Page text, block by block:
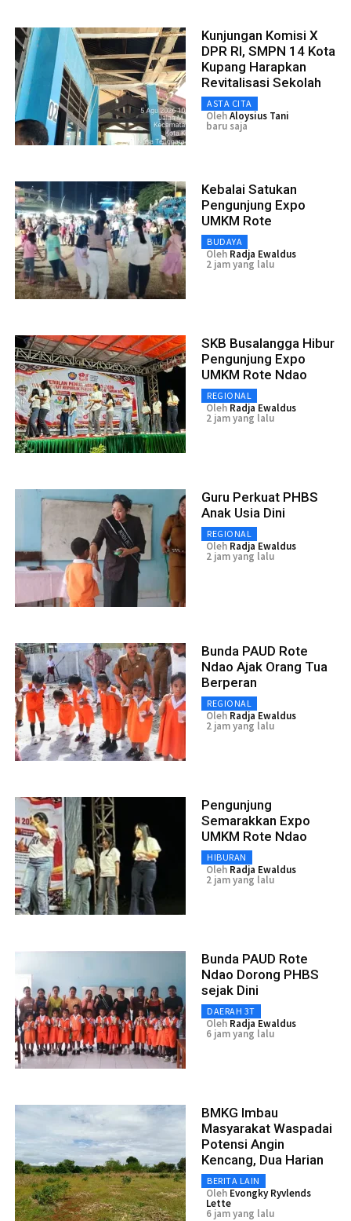
Kunjungan Komisi X
DPR RI, SMPN 14 Kota
Kupang Harapkan
Revitalisasi Sekolah
ASTA CITA
OlehAloysius Tani
baru saja
Kebalai Satukan
Pengunjung Expo
UMKM Rote
BUDAYA
Oleh Radja Ewaldus
2 jam yang lalu
SKB Busalangga Hibur
Pengunjung Expo
UMKM Rote Ndao
REGIONAL
Oleh Radja Ewaldus
2 jam yang lalu
Guru Perkuat PHBS
Anak Usia Dini
REGIONAL
Oleh Radja Ewaldus
2 jam yang lalu
Bunda PAUD Rote
Ndao Ajak Orang Tua
Berperan
REGIONAL
Oleh Radja Ewaldus
2 jam yang lalu
Pengunjung
Semarakkan Expo
UMKM Rote Ndao
HIBURAN
Oleh Radja Ewaldus
2 jam yang lalu
Bunda PAUD Rote
Ndao Dorong PHBS
sejak Dini
DAERAH 3T
Oleh Radja Ewaldus
6 jam yang lalu
BMKG Imbau
Masyarakat Waspadai
Potensi Angin
Kencang, Dua Harian
BERITA LAIN
Oleh Evongky Ryvlends
Lette
6 jam yang lalu